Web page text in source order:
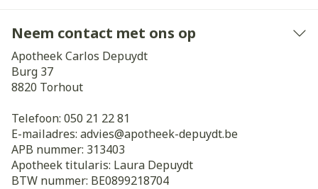
Neem contact met ons op
Apotheek Carlos Depuydt
Burg 37
8820 Torhout
Telefoon: 050 21 22 81
E-mailadres: advies@apotheek-depuydt.be
APB nummer: 313403
Apotheek titularis: Laura Depuydt
BTW nummer: BE0899218704